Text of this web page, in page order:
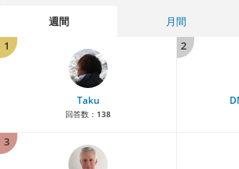
週間 月間
1
Taku
回答数： 138
2
3